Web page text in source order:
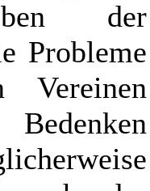
der
Probleme
Vereinen